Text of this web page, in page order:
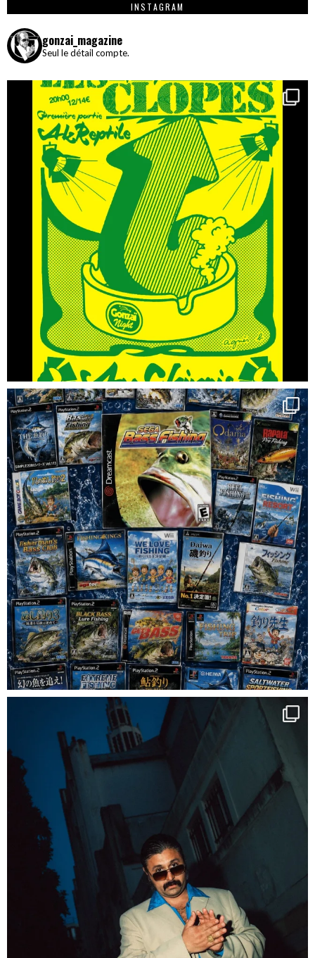
INSTAGRAM
gonzai_magazine
Seul le détail compte.